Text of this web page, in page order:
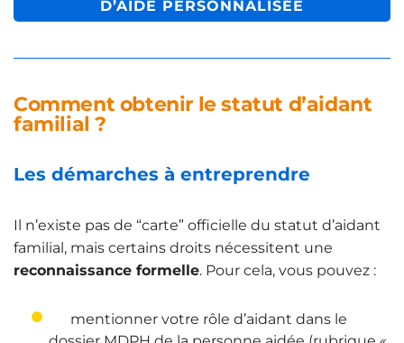
D’AIDE PERSONNALISÉE
Comment obtenir le statut d’aidant
familial ?
Les démarches à entreprendre
Il n’existe pas de “carte” officielle du statut d’aidant
familial, mais certains droits nécessitent une
reconnaissance formelle. Pour cela, vous pouvez :
mentionner votre rôle d’aidant dans le